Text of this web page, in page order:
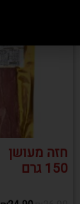
חזה מעושן
150 גרם